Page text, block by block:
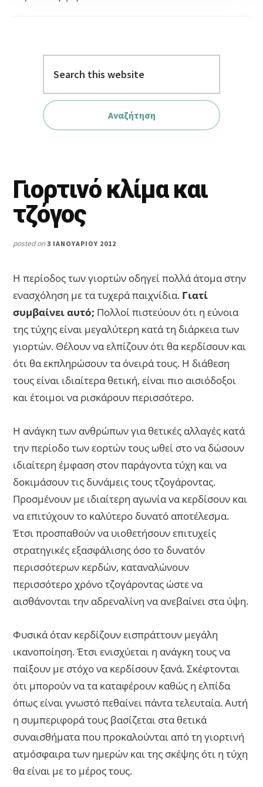
website
Γιορτινό κλίμα και
τζόγος
posted on3 ΙΑΝΟΥΑΡΊΟΥ 2012
Η περίοδος των γιορτών οδηγεί πολλά άτομα στην
ενασχόληση με τα τυχερά παιχνίδια. Γιατί
συμβαίνει αυτό; Πολλοί πιστεύουν ότι η εύνοια
της τύχης είναι μεγαλύτερη κατά τη διάρκεια των
γιορτών. Θέλουν να ελπίζουν ότι θα κερδίσουν και
ότι θα εκπληρώσουν τα όνειρά τους. Η διάθεση
τους είναι ιδιαίτερα θετική, είναι πιο αισιόδοξοι
και έτοιμοι να ρισκάρουν περισσότερο.
Η ανάγκη των ανθρώπων για θετικές αλλαγές κατά
την περίοδο των εορτών τους ωθεί στο να δώσουν
ιδιαίτερη έμφαση στον παράγοντα τύχη και να
δοκιμάσουν τις δυνάμεις τους τζογάροντας.
Προσμένουν με ιδιαίτερη αγωνία να κερδίσουν και
να επιτύχουν το καλύτερο δυνατό αποτέλεσμα.
Έτσι προσπαθούν να υιοθετήσουν επιτυχείς
στρατηγικές εξασφάλισης όσο το δυνατόν
περισσότερων κερδών, καταναλώνουν
περισσότερο χρόνο τζογάροντας ώστε να
αισθάνονται την αδρεναλίνη να ανεβαίνει στα ύψη.
Φυσικά όταν κερδίζουν εισπράττουν μεγάλη
ικανοποίηση. Έτσι ενισχύεται η ανάγκη τους να
παίξουν με στόχο να κερδίσουν ξανά. Σκέφτονται
ότι μπορούν να τα καταφέρουν καθώς η ελπίδα
όπως είναι γνωστό πεθαίνει πάντα τελευταία. Αυτή
η συμπεριφορά τους βασίζεται στα θετικά
συναισθήματα που προκαλούνται από τη γιορτινή
ατμόσφαιρα των ημερών και της σκέψης ότι η τύχη
θα είναι με το μέρος τους.